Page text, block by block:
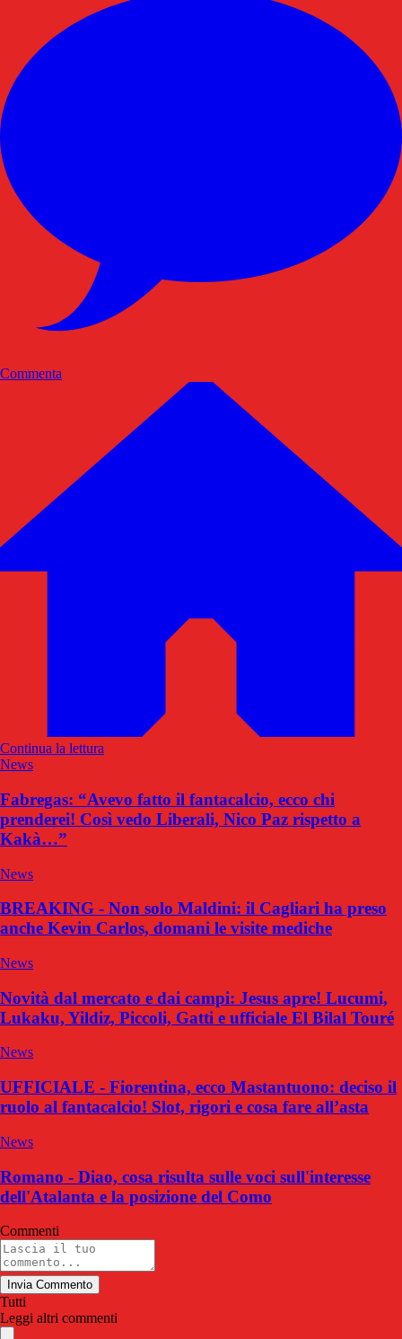
Commenta
Continua la lettura
News
Fabregas: “Avevo fatto il fantacalcio, ecco chi
prenderei! Così vedo Liberali, Nico Paz rispetto a
Kakà…”
News
BREAKING - Non solo Maldini: il Cagliari ha preso
anche Kevin Carlos, domani le visite mediche
News
Novità dal mercato e dai campi: Jesus apre! Lucumi,
Lukaku, Yildiz, Piccoli, Gatti e ufficiale El Bilal Touré
News
UFFICIALE - Fiorentina, ecco Mastantuono: deciso il
ruolo al fantacalcio! Slot, rigori e cosa fare all’asta
News
Romano - Diao, cosa risulta sulle voci sull'interesse
dell'Atalanta e la posizione del Como
Commenti
Invia Commento
Tutti
Leggi altri commenti